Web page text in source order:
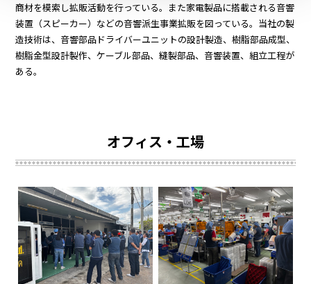
商材を模索し拡販活動を行っている。また家電製品に搭載される音響
装置（スピーカー）などの音響派生事業拡販を図っている。当社の製
造技術は、音響部品ドライバーユニットの設計製造、樹脂部品成型、
樹脂金型設計製作、ケーブル部品、縫製部品、音響装置、組立工程が
ある。
オフィス・工場